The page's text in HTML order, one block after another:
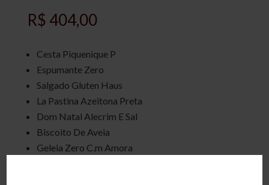
R$ 404,00
Cesta Piquenique P
Espumante Zero
Salgado Gluten Haus
La Pastina Azeitona Preta
Dom Natal Alecrim E Sal
Biscoito De Aveia
Geleia Zero C.m Amora